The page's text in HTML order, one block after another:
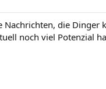
Nachrichten, die Dinger
noch viel Potenzial